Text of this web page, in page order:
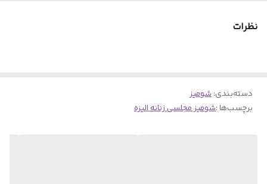
نظرات
دسته‌بندی:شومیز
برچسب‌ها :شومیز مجلسی زنانه الیزه